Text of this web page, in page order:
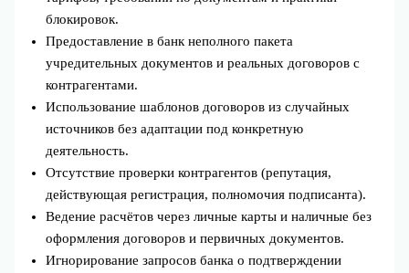
блокировок.
Предоставление в банк неполного пакета
учредительных документов и реальных договоров с
контрагентами.
Использование шаблонов договоров из случайных
источников без адаптации под конкретную
деятельность.
Отсутствие проверки контрагентов (репутация,
действующая регистрация, полномочия подписанта).
Ведение расчётов через личные карты и наличные без
оформления договоров и первичных документов.
Игнорирование запросов банка о подтверждении